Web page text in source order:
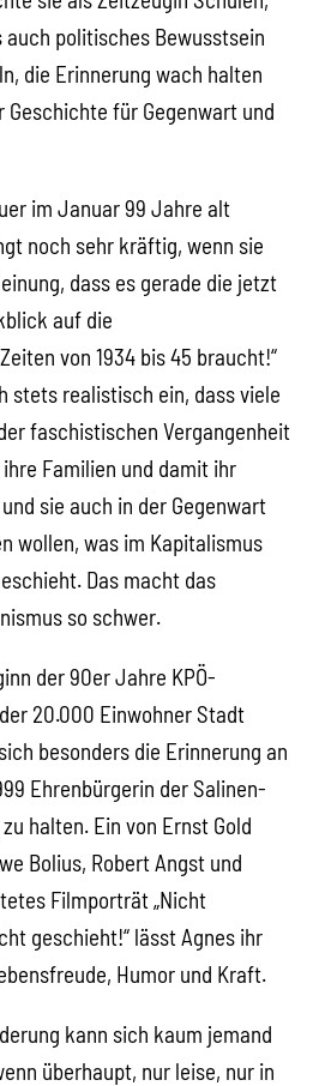
politisches Bewusstsein
die Erinnerung wach halten
Geschichte für Gegenwart und
im Januar 99 Jahre alt
noch sehr kräftig, wenn sie
dass es gerade die jetzt
auf die
von 1934 bis 45 braucht!“
stets realistisch ein, dass viele
faschistischen Vergangenheit
Familien und damit ihr
sie auch in der Gegenwart
wollen, was im Kapitalismus
Das macht das
so schwer.
der 90er Jahre KPÖ-
20.000 Einwohner Stadt
besonders die Erinnerung an
Ehrenbürgerin der Salinen-
halten. Ein von Ernst Gold
Bolius, Robert Angst und
Filmporträt „Nicht
geschieht!“ lässt Agnes ihr
Humor und Kraft.
kann sich kaum jemand
überhaupt, nur leise, nur in